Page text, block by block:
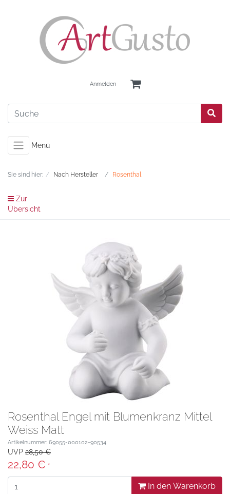
Anmelden
Menü
Sie sind hier: Nach Hersteller Rosenthal
Zur
Übersicht
Rosenthal Engel mit Blumenkranz Mittel
Weiss Matt
Artikelnummer: 69055-000102-90534
UVP 28,50 €
22,80 € *
In den Warenkorb